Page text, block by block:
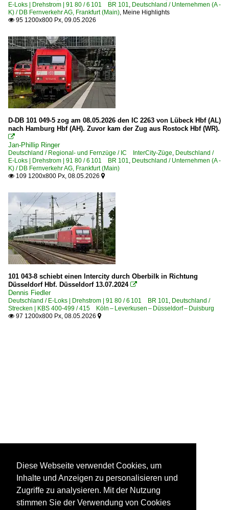
E-Loks | Drehstrom | 91 80 / 6 101 BR 101, Deutschland / Unternehmen (A -
K) / DB Fernverkehr AG, Frankfurt (Main), Meine Highlights
 95 1200x800 Px, 09.05.2026
D-DB 101 049-5 zog am 08.05.2026 den IC 2263 von Lübeck Hbf (AL)
nach Hamburg Hbf (AH). Zuvor kam der Zug aus Rostock Hbf (WR).

Jan-Phillip Ringer
Deutschland / Regional- und Fernzüge / IC InterCity-Züge, Deutschland /
E-Loks | Drehstrom | 91 80 / 6 101 BR 101, Deutschland / Unternehmen (A -
K) / DB Fernverkehr AG, Frankfurt (Main)
 109 1200x800 Px, 08.05.2026 
101 043-8 schiebt einen Intercity durch Oberbilk in Richtung
Düsseldorf Hbf. Düsseldorf 13.07.2024 
Dennis Fiedler
Deutschland / E-Loks | Drehstrom | 91 80 / 6 101 BR 101, Deutschland /
Strecken | KBS 400-499 / 415 Köln – Leverkusen – Düsseldorf – Duisburg
 97 1200x800 Px, 08.05.2026 
Diese Webseite verwendet Cookies, um
Inhalte und Anzeigen zu personalisieren und
Zugriffe zu analysieren. Mit der Nutzung
stimmen Sie der Verwendung von Cookies